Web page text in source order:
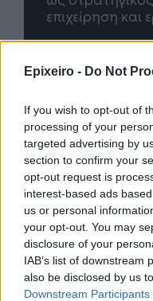
Epixeiro - Do Not
If you wish to opt-out of
processing of your
targeted advertising by
section to confirm your
opt-out request is
interest-based ads
us or personal
your opt-out. You may
disclosure of your
IAB’s list of downstream
also be disclosed by us
Downstream Participants
Advertorial
Περισσότερα από
08/